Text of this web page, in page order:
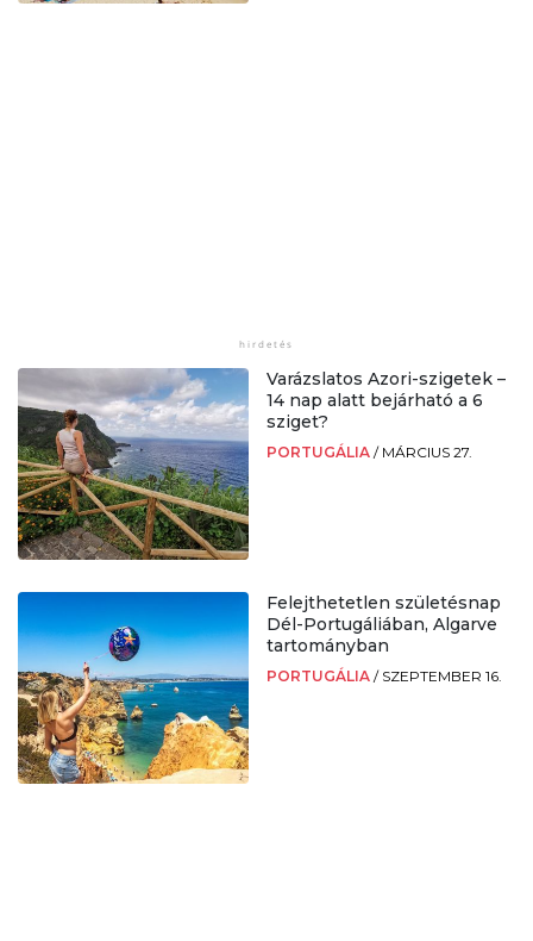
Varázslatos Azori-szigetek –
14 nap alatt bejárható a 6
sziget?
PORTUGÁLIA / MÁRCIUS 27.
Felejthetetlen születésnap
Dél-Portugáliában, Algarve
tartományban
PORTUGÁLIA / SZEPTEMBER 16.